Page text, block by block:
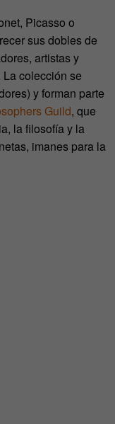
Picasso o
sus dobles de
artistas y
colección se
y forman parte
Guild, que
la filosofía y la
imanes para la